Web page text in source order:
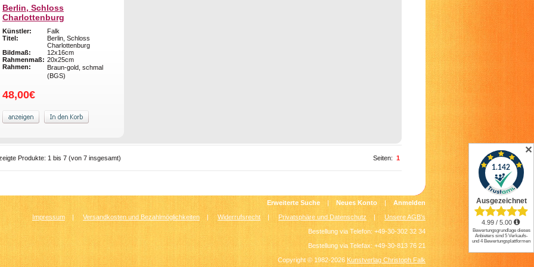
Berlin, Schloss
Charlottenburg
Künstler:
Falk
Titel:
Berlin, Schloss
Charlottenburg
Bildmaß:
12x16cm
Rahmenmaß: 20x25cm
Rahmen:
Braun-gold, schmal
(BGS)
48,00€
Produkte: 1 bis 7 (von 7 insgesamt) Seiten: 1
Erweiterte Suche | Neues Konto | Anmelden
Impressum | Versandkosten und Bezahlmöglichkeiten|Widerrufsrecht | Privatsphäre und Datenschutz |Unsere AGB's
Bestellung via Telefon: +49-30-302 32 34
Bestellung via Telefax: +49-30-813 76 21
Copyright © 1982-2026 Kunstverlag Christoph Falk
✕